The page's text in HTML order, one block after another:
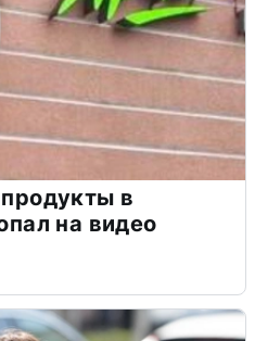
в
на видео